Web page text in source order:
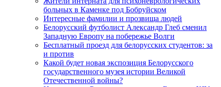
больных в Каменке под Бобруйском
Интересные фамилии и прозвища людей
Белорусский футболист Александр Глеб сменил
Западную Европу на побережье Волги
Бесплатный проезд для белорусских студентов: за
и против
Какой будет новая экспозиция Белорусского
государственного музея истории Великой
Отечественной войны?